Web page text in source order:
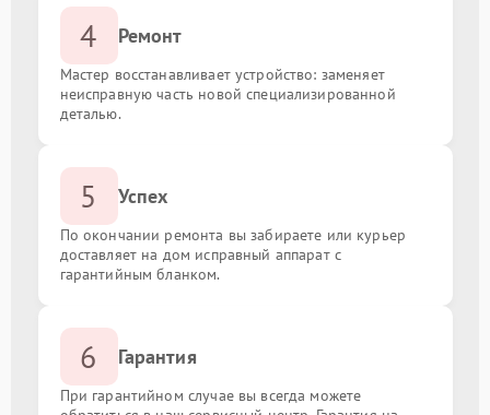
4 Ремонт
Мастер восстанавливает устройство: заменяет
неисправную часть новой специализированной
деталью.
5 Успех
По окончании ремонта вы забираете или курьер
доставляет на дом исправный аппарат с
гарантийным бланком.
6 Гарантия
При гарантийном случае вы всегда можете